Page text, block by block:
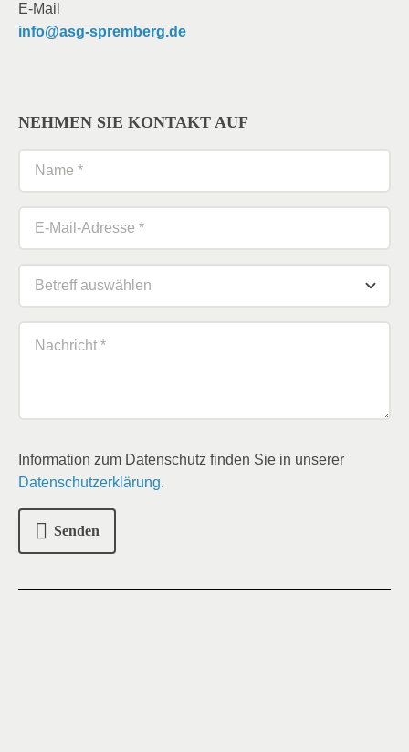
E-Mail
info@asg-spremberg.de
NEHMEN SIE KONTAKT AUF
Information zum Datenschutz finden Sie in unserer
Datenschutzerklärung.
Senden